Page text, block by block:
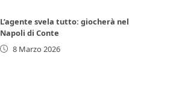
L’agente svela tutto: giocherà nel
Napoli di Conte
8 Marzo 2026